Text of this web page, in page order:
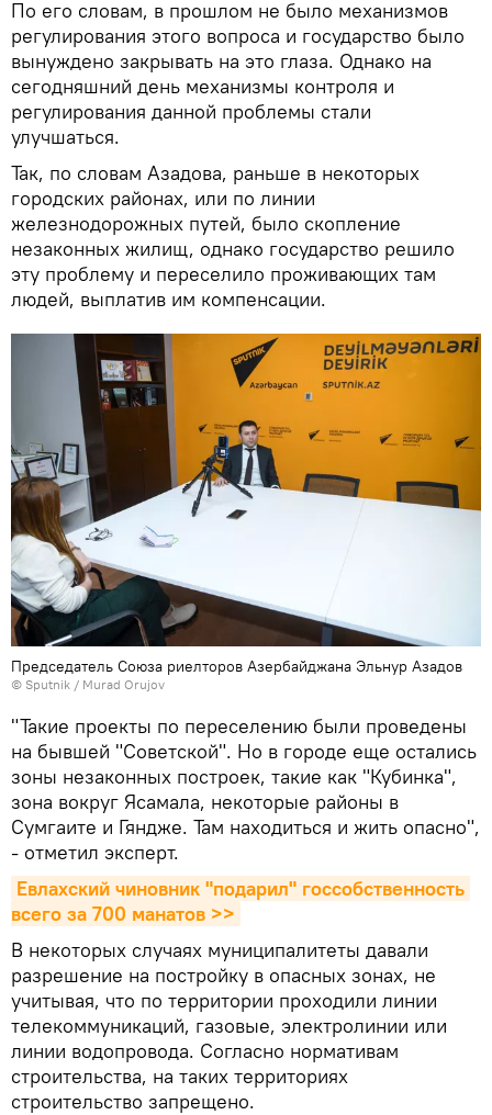
По его словам, в прошлом не было механизмов
регулирования этого вопроса и государство было
вынуждено закрывать на это глаза. Однако на
сегодняшний день механизмы контроля и
регулирования данной проблемы стали
улучшаться.
Так, по словам Азадова, раньше в некоторых
городских районах, или по линии
железнодорожных путей, было скопление
незаконных жилищ, однако государство решило
эту проблему и переселило проживающих там
людей, выплатив им компенсации.
Председатель Союза риелторов Азербайджана Эльнур Азадов
© Sputnik / Murad Orujov
"Такие проекты по переселению были проведены
на бывшей "Советской". Но в городе еще остались
зоны незаконных построек, такие как "Кубинка",
зона вокруг Ясамала, некоторые районы в
Сумгаите и Гяндже. Там находиться и жить опасно",
- отметил эксперт.
Евлахский чиновник "подарил" госсобственность
всего за 700 манатов >>
В некоторых случаях муниципалитеты давали
разрешение на постройку в опасных зонах, не
учитывая, что по территории проходили линии
телекоммуникаций, газовые, электролинии или
линии водопровода. Согласно нормативам
строительства, на таких территориях
строительство запрещено.